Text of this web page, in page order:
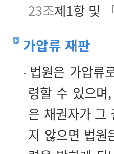
23조제1항 및
가압류 재판
법원은 가압류
령할 수 있으며
은 채권자가 그
지 않으면 법원